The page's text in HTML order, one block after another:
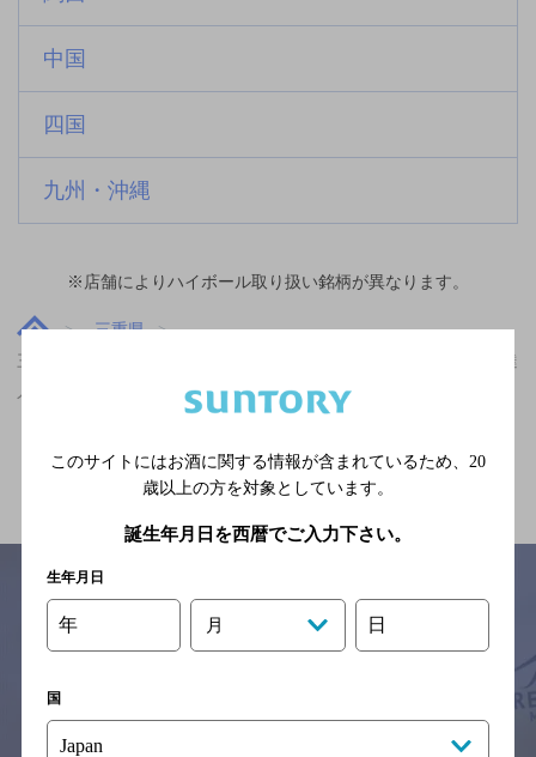
中国
四国
九州・沖縄
※店舗によりハイボール取り扱い銘柄が異なります。
三重県
三重県,その他,2人でも個室可,3,000円以上～5,000円未満の神泡超達
人店
関連ページ
サイトマップ 利用規約
念のためお店にご確認の上ご来店くださいますようお願い申し上げま
このサイトにはお酒に関する情報が含まれているため、 20
歳以上の方を対象としています。
誕生年月日を西暦でご入力下さい。
生年月日
年 月 日
国